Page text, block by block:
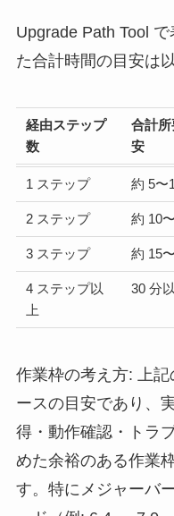
Upgrade Path Tool
た合計時間の目安は
経由ステップ
数
合計所
安
1 ステップ 約 5〜
2 ステップ 約 10
3 ステップ 約 15
4 ステップ以
上
30 分
作業枠の考え方: 上
ースの目安であり、
得・動作確認・トラ
めた余裕のある作業
す。特にメジャーバ